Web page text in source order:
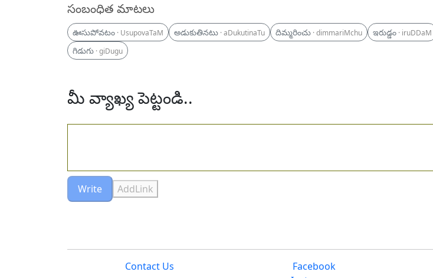
సంబంధిత మాటలు
ఊసుపోవటం · UsupovaTaM అడుకుతినటు · aDukutinaTu దిమ్మరించు · dimmariMchu ఇరుడ్డం · iruDDaM
గిడుగు · giDugu
మీ వ్యాఖ్య పెట్టండి..
Write AddLink
Contact Us
Facebook